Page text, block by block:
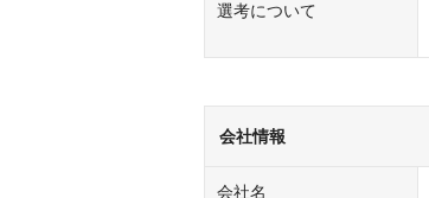
選考について
会社情報
会社名